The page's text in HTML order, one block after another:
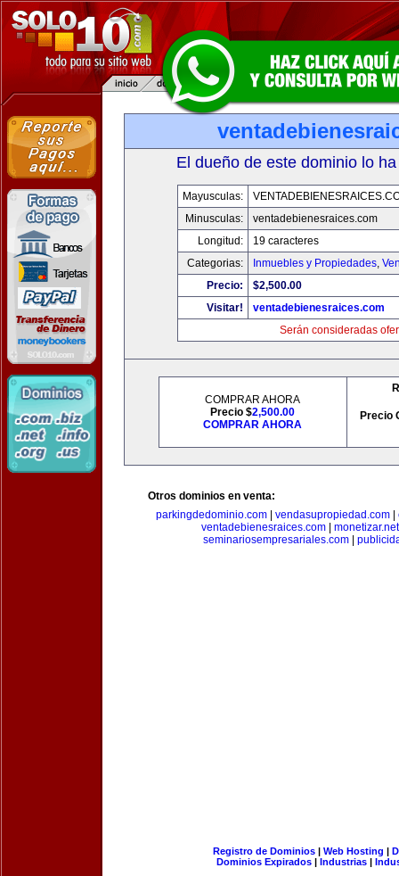
El dueño de este dominio lo
Mayusculas:
Minusculas:
ventadebienesraices.com
Longitud:
19 caracteres
Categorias:
Inmuebles y Propiedades,
Precio:
$2,500.00
Visitar!
ventadebienesraices.com
Serán consideradas
COMPRAR AHORA
Precio $2,500.00
COMPRAR AHORA
Precio
Otros dominios en venta:
parkingdedominio.com| vendasupropiedad.com|
ventadebienesraices.com
monetizar.net
seminariosempresariales.com
Registro de Dominios| Web Hosting |
Dominios Expirados | Industrias |